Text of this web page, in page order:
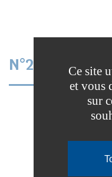
N°20 – JUIN
Calameo est
Ce site
et vous
sur